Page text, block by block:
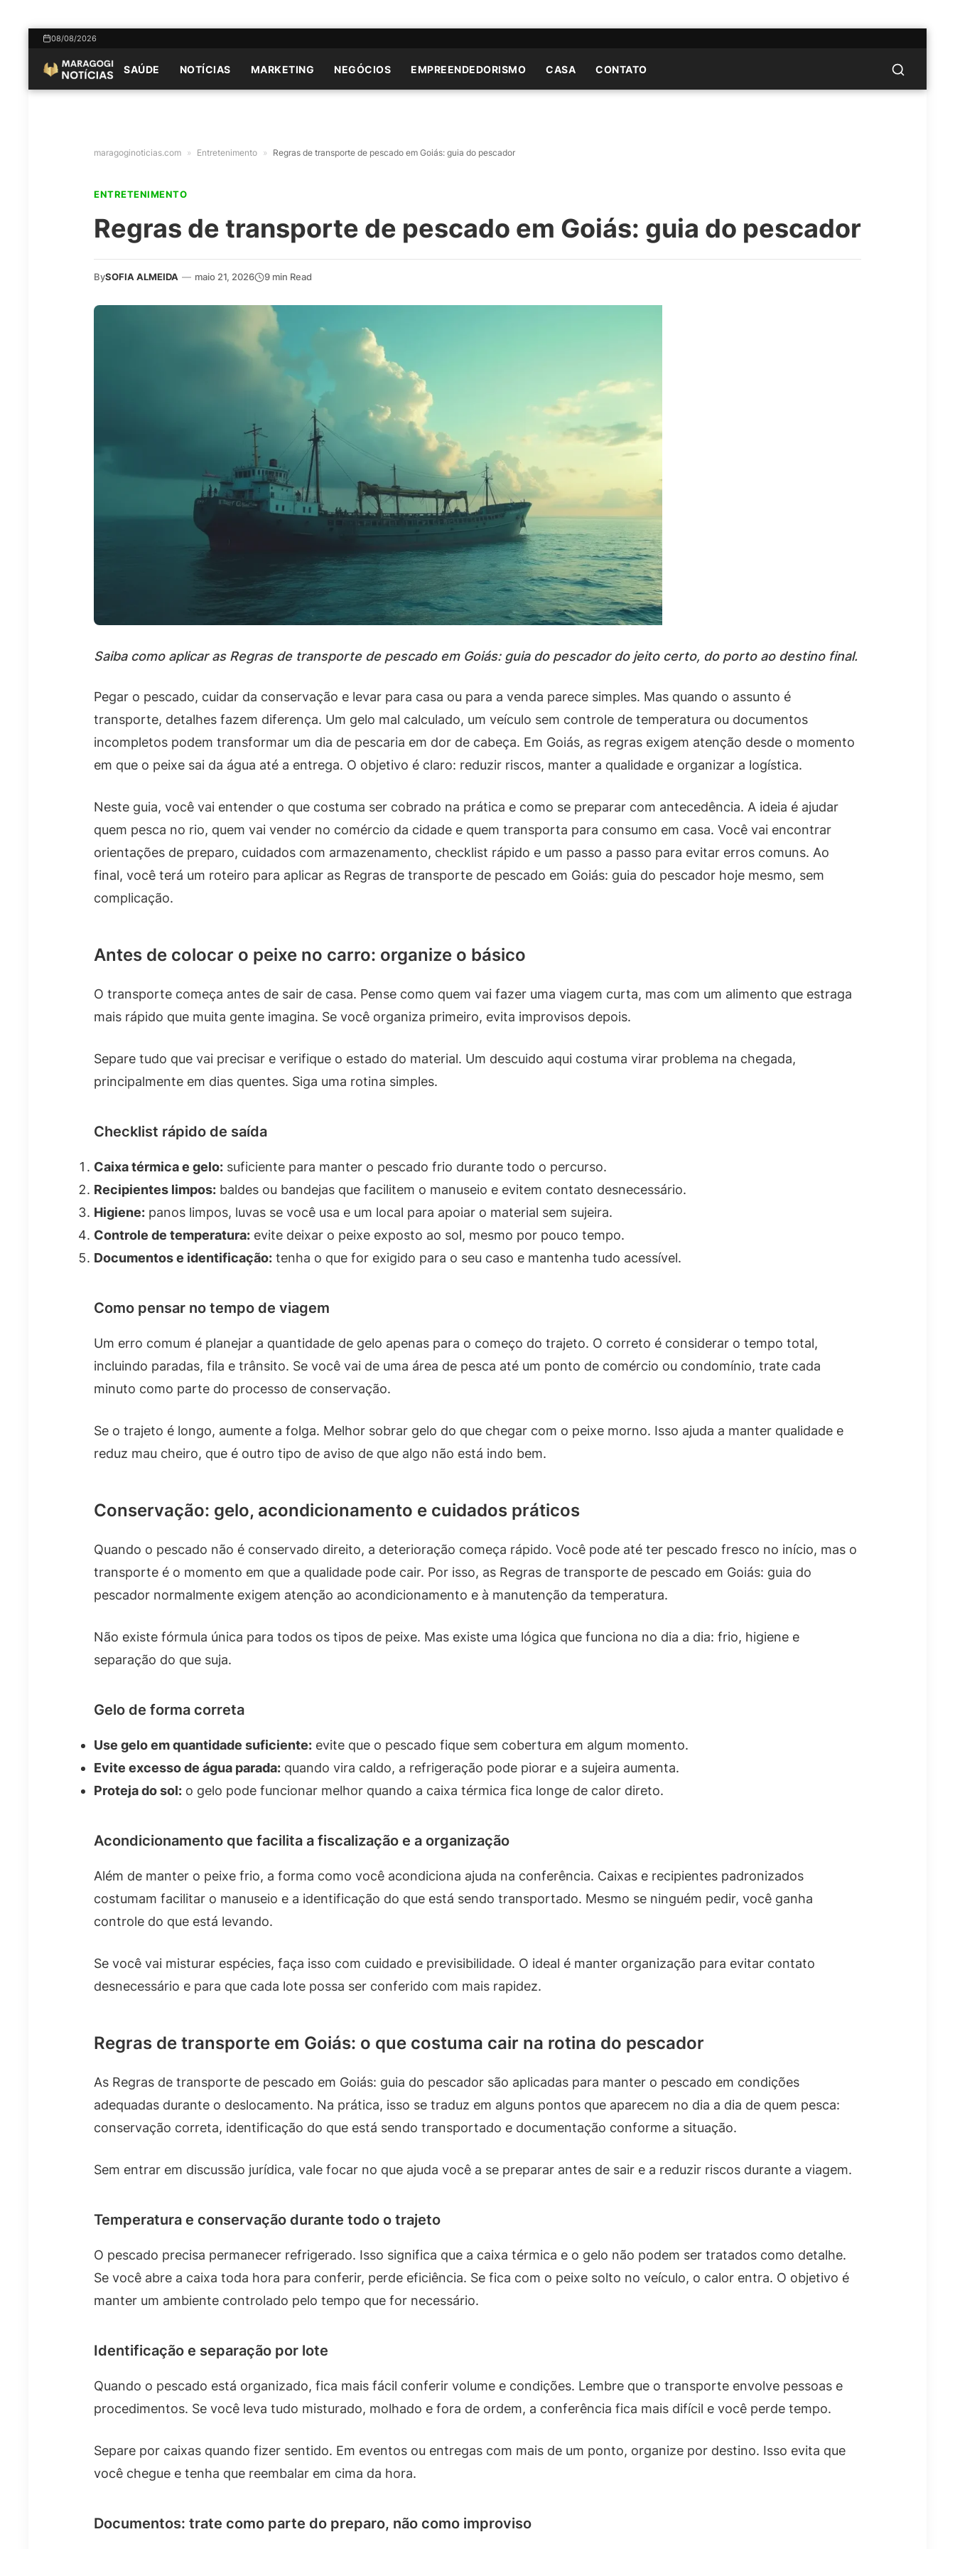
08/08/2026
SAÚDE NOTÍCIAS MARKETING NEGÓCIOS EMPREENDEDORISMO CASA CONTATO
maragoginoticias.com » Entretenimento » Regras de transporte de pescado em Goiás: guia do pescador
ENTRETENIMENTO
Regras de transporte de pescado em Goiás: guia do pescador
BySOFIA ALMEIDA — maio 21, 2026 9 min Read
Saiba como aplicar as Regras de transporte de pescado em Goiás: guia do pescador do jeito certo, do porto ao destino final.
Pegar o pescado, cuidar da conservação e levar para casa ou para a venda parece simples. Mas quando o assunto é
transporte, detalhes fazem diferença. Um gelo mal calculado, um veículo sem controle de temperatura ou documentos
incompletos podem transformar um dia de pescaria em dor de cabeça. Em Goiás, as regras exigem atenção desde o momento
em que o peixe sai da água até a entrega. O objetivo é claro: reduzir riscos, manter a qualidade e organizar a logística.
Neste guia, você vai entender o que costuma ser cobrado na prática e como se preparar com antecedência. A ideia é ajudar
quem pesca no rio, quem vai vender no comércio da cidade e quem transporta para consumo em casa. Você vai encontrar
orientações de preparo, cuidados com armazenamento, checklist rápido e um passo a passo para evitar erros comuns. Ao
final, você terá um roteiro para aplicar as Regras de transporte de pescado em Goiás: guia do pescador hoje mesmo, sem
complicação.
Antes de colocar o peixe no carro: organize o básico
O transporte começa antes de sair de casa. Pense como quem vai fazer uma viagem curta, mas com um alimento que estraga
mais rápido que muita gente imagina. Se você organiza primeiro, evita improvisos depois.
Separe tudo que vai precisar e verifique o estado do material. Um descuido aqui costuma virar problema na chegada,
principalmente em dias quentes. Siga uma rotina simples.
Checklist rápido de saída
Caixa térmica e gelo: suficiente para manter o pescado frio durante todo o percurso.
Recipientes limpos: baldes ou bandejas que facilitem o manuseio e evitem contato desnecessário.
Higiene: panos limpos, luvas se você usa e um local para apoiar o material sem sujeira.
Controle de temperatura: evite deixar o peixe exposto ao sol, mesmo por pouco tempo.
Documentos e identificação: tenha o que for exigido para o seu caso e mantenha tudo acessível.
Como pensar no tempo de viagem
Um erro comum é planejar a quantidade de gelo apenas para o começo do trajeto. O correto é considerar o tempo total,
incluindo paradas, fila e trânsito. Se você vai de uma área de pesca até um ponto de comércio ou condomínio, trate cada
minuto como parte do processo de conservação.
Se o trajeto é longo, aumente a folga. Melhor sobrar gelo do que chegar com o peixe morno. Isso ajuda a manter qualidade e
reduz mau cheiro, que é outro tipo de aviso de que algo não está indo bem.
Conservação: gelo, acondicionamento e cuidados práticos
Quando o pescado não é conservado direito, a deterioração começa rápido. Você pode até ter pescado fresco no início, mas o
transporte é o momento em que a qualidade pode cair. Por isso, as Regras de transporte de pescado em Goiás: guia do
pescador normalmente exigem atenção ao acondicionamento e à manutenção da temperatura.
Não existe fórmula única para todos os tipos de peixe. Mas existe uma lógica que funciona no dia a dia: frio, higiene e
separação do que suja.
Gelo de forma correta
Use gelo em quantidade suficiente: evite que o pescado fique sem cobertura em algum momento.
Evite excesso de água parada: quando vira caldo, a refrigeração pode piorar e a sujeira aumenta.
Proteja do sol: o gelo pode funcionar melhor quando a caixa térmica fica longe de calor direto.
Acondicionamento que facilita a fiscalização e a organização
Além de manter o peixe frio, a forma como você acondiciona ajuda na conferência. Caixas e recipientes padronizados
costumam facilitar o manuseio e a identificação do que está sendo transportado. Mesmo se ninguém pedir, você ganha
controle do que está levando.
Se você vai misturar espécies, faça isso com cuidado e previsibilidade. O ideal é manter organização para evitar contato
desnecessário e para que cada lote possa ser conferido com mais rapidez.
Regras de transporte em Goiás: o que costuma cair na rotina do pescador
As Regras de transporte de pescado em Goiás: guia do pescador são aplicadas para manter o pescado em condições
adequadas durante o deslocamento. Na prática, isso se traduz em alguns pontos que aparecem no dia a dia de quem pesca:
conservação correta, identificação do que está sendo transportado e documentação conforme a situação.
Sem entrar em discussão jurídica, vale focar no que ajuda você a se preparar antes de sair e a reduzir riscos durante a viagem.
Temperatura e conservação durante todo o trajeto
O pescado precisa permanecer refrigerado. Isso significa que a caixa térmica e o gelo não podem ser tratados como detalhe.
Se você abre a caixa toda hora para conferir, perde eficiência. Se fica com o peixe solto no veículo, o calor entra. O objetivo é
manter um ambiente controlado pelo tempo que for necessário.
Identificação e separação por lote
Quando o pescado está organizado, fica mais fácil conferir volume e condições. Lembre que o transporte envolve pessoas e
procedimentos. Se você leva tudo misturado, molhado e fora de ordem, a conferência fica mais difícil e você perde tempo.
Separe por caixas quando fizer sentido. Em eventos ou entregas com mais de um ponto, organize por destino. Isso evita que
você chegue e tenha que reembalar em cima da hora.
Documentos: trate como parte do preparo, não como improviso